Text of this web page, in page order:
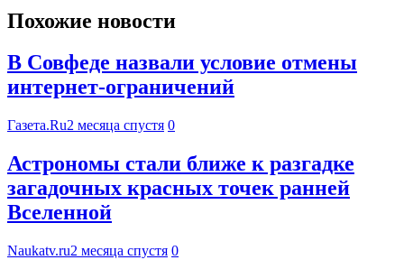
Похожие новости
В Совфеде назвали условие отмены
интернет-ограничений
Газета.Ru2 месяца спустя 0
Астрономы стали ближе к разгадке
загадочных красных точек ранней
Вселенной
Naukatv.ru2 месяца спустя 0